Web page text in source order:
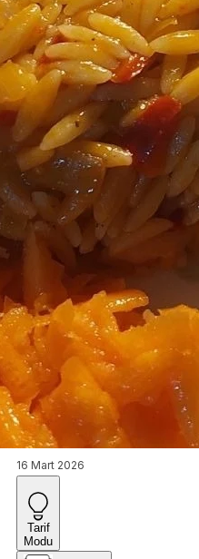
16 Mart 2026
Tarif
Modu